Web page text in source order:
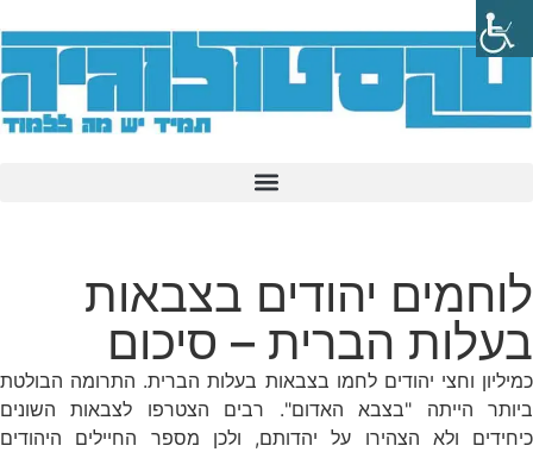
לוחמים יהודים בצבאות
בעלות הברית – סיכום
כמיליון וחצי יהודים לחמו בצבאות בעלות הברית. התרומה הבולטת
ביותר הייתה "בצבא האדום". רבים הצטרפו לצבאות השונים
כיחידים ולא הצהירו על יהדותם, ולכן מספר החיילים היהודים